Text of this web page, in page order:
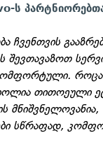
ს
ჩვენთვის
შევთავაზოთ
თითოეული
სწრაფად,